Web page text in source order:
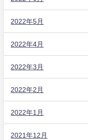
2022年5月
2022年4月
2022年3月
2022年2月
2022年1月
2021年12月